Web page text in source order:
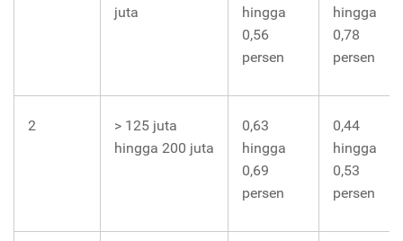
juta
hingga
0,56
persen
hingga
0,78
persen
2
> 125 juta
hingga 200 juta
0,63
hingga
0,69
persen
0,44
hingga
0,53
persen